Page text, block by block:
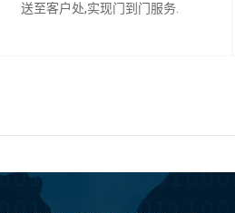
送至客户处,实现门到门服务.